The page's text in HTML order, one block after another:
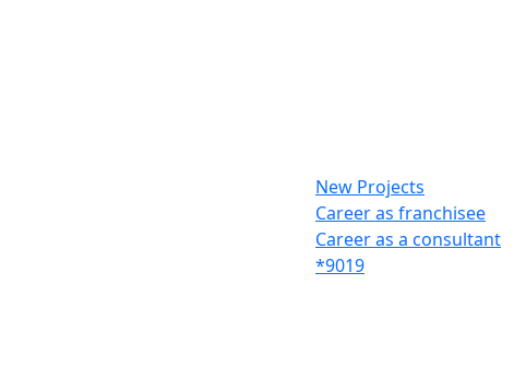
New Projects
Career as franchisee
Career as a consultant
*9019